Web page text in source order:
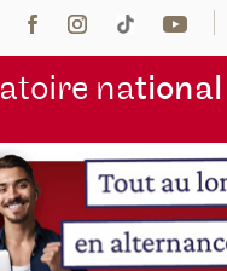
national